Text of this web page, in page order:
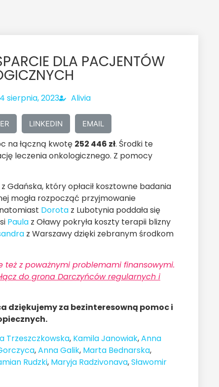
DLA PACJENTÓW
4 sierpnia, 2023 Alivia
LINKEDIN EMAIL
na łączną kwotę 252 446 zł. Środki te
leczenia onkologicznego. Z pomocy
z Gdańska, który opłacił kosztowne badania
mogła rozpocząć przyjmowanie
Dorota z Lubotynia poddała się
Paula z Oławy pokryła koszty terapii blizny
z Warszawy dzięki zebranym środkom
z poważnymi problemami finansowymi.
do grona Darczyńców regularnych i
dziękujemy za bezinteresowną pomoc i
Trzeszczkowska, Kamila Janowiak,Anna
,Anna Galik, Marta Bednarska,
Rudzki, Maryja Radzivonava,Sławomir